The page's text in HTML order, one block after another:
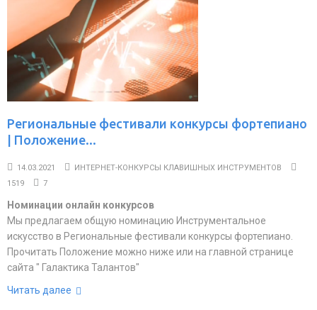
Региональные фестивали конкурсы фортепиано
| Положение...
14.03.2021
ИНТЕРНЕТ-КОНКУРСЫ КЛАВИШНЫХ ИНСТРУМЕНТОВ
1519
7
Номинации онлайн конкурсов
Мы предлагаем общую номинацию Инструментальное
искусство в Региональные фестивали конкурсы фортепиано.
Прочитать Положение можно ниже или на главной странице
сайта " Галактика Талантов"
Читать далее